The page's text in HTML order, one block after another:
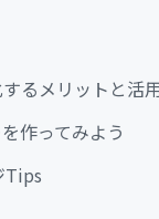
るメリットと活
作ってみよう
Tips